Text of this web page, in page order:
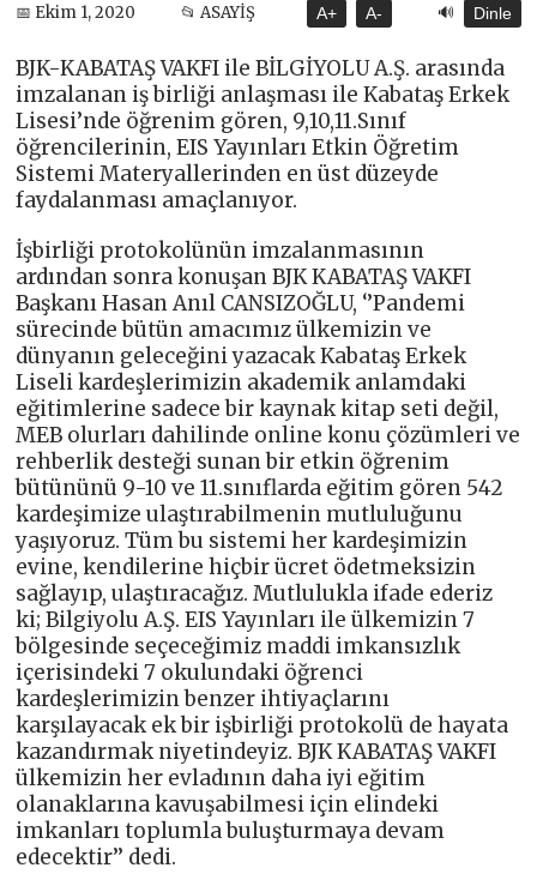
📅 Ekim 1, 2020 📂 ASAYİŞ A+ A- 🔊 Dinle
BJK-KABATAŞ VAKFI ile BİLGİYOLU A.Ş. arasında
imzalanan iş birliği anlaşması ile Kabataş Erkek
Lisesi’nde öğrenim gören, 9,10,11.Sınıf
öğrencilerinin, EIS Yayınları Etkin Öğretim
Sistemi Materyallerinden en üst düzeyde
faydalanması amaçlanıyor.
İşbirliği protokolünün imzalanmasının
ardından sonra konuşan BJK KABATAŞ VAKFI
Başkanı Hasan Anıl CANSIZOĞLU, ‘’Pandemi
sürecinde bütün amacımız ülkemizin ve
dünyanın geleceğini yazacak Kabataş Erkek
Liseli kardeşlerimizin akademik anlamdaki
eğitimlerine sadece bir kaynak kitap seti değil,
MEB olurları dahilinde online konu çözümleri ve
rehberlik desteği sunan bir etkin öğrenim
bütününü 9-10 ve 11.sınıflarda eğitim gören 542
kardeşimize ulaştırabilmenin mutluluğunu
yaşıyoruz. Tüm bu sistemi her kardeşimizin
evine, kendilerine hiçbir ücret ödetmeksizin
sağlayıp, ulaştıracağız. Mutlulukla ifade ederiz
ki; Bilgiyolu A.Ş. EIS Yayınları ile ülkemizin 7
bölgesinde seçeceğimiz maddi imkansızlık
içerisindeki 7 okulundaki öğrenci
kardeşlerimizin benzer ihtiyaçlarını
karşılayacak ek bir işbirliği protokolü de hayata
kazandırmak niyetindeyiz. BJK KABATAŞ VAKFI
ülkemizin her evladının daha iyi eğitim
olanaklarına kavuşabilmesi için elindeki
imkanları toplumla buluşturmaya devam
edecektir’’ dedi.